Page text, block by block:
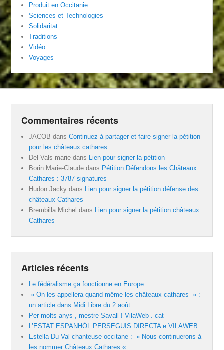
Produit en Occitanie
Sciences et Technologies
Solidaritat
Traditions
Vidéo
Voyages
Commentaires récents
JACOB dansContinuez à partager et faire signer la pétition
pour les châteaux cathares
Del Vals marie dans
Lien pour signer la pétition
Borin Marie-Claude dans Pétition Défendons les Châteaux
Cathares : 3787 signatures
Hudon Jacky dans
Lien pour signer la pétition défense des
châteaux Cathares
Brembilla Michel dans
Lien pour signer la pétition châteaux
Cathares
Articles récents
Le fédéralisme ça fonctionne en Europe
» On les appellera quand même les châteaux cathares » :
un article dans Midi Libre du 2 août
Per molts anys , mestre Savall ! VilaWeb . cat
L’ESTAT ESPANHÒL PERSEGUIS DIRECTA e VILAWEB
Estella Du Val chanteuse occitane : » Nous continuerons à
les nommer Châteaux Cathares «